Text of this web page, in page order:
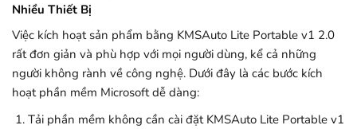
Nhiều Thiết Bị
Việc kích hoạt sản phẩm bằng KMSAuto Lite Portable v1 2.0
rất đơn giản và phù hợp với mọi người dùng, kể cả những
người không rành về công nghệ. Dưới đây là các bước kích
hoạt phần mềm Microsoft dễ dàng:
Tải phần mềm không cần cài đặt KMSAuto Lite Portable v1